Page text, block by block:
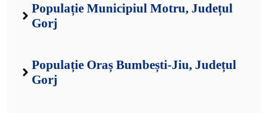
Populație Municipiul Motru, Județul
Gorj
Populație Oraș Bumbești-Jiu, Județul
Gorj